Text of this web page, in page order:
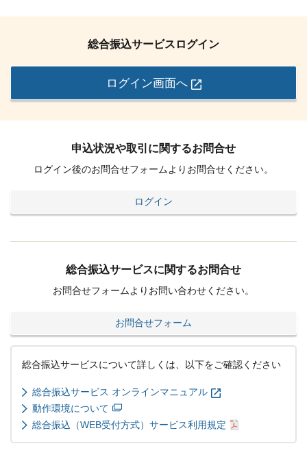
総合振込サービスログイン
ログイン画面へ
申込状況や取引に関するお問合せ
ログイン後のお問合せフォームよりお問合せください。
ログイン
総合振込サービスに関するお問合せ
お問合せフォームよりお問い合わせください。
お問合せフォーム
総合振込サービスについて詳しくは、以下をご確認ください
総合振込サービス オンラインマニュアル
動作環境について
総合振込（WEB受付方式）サービス利用規定